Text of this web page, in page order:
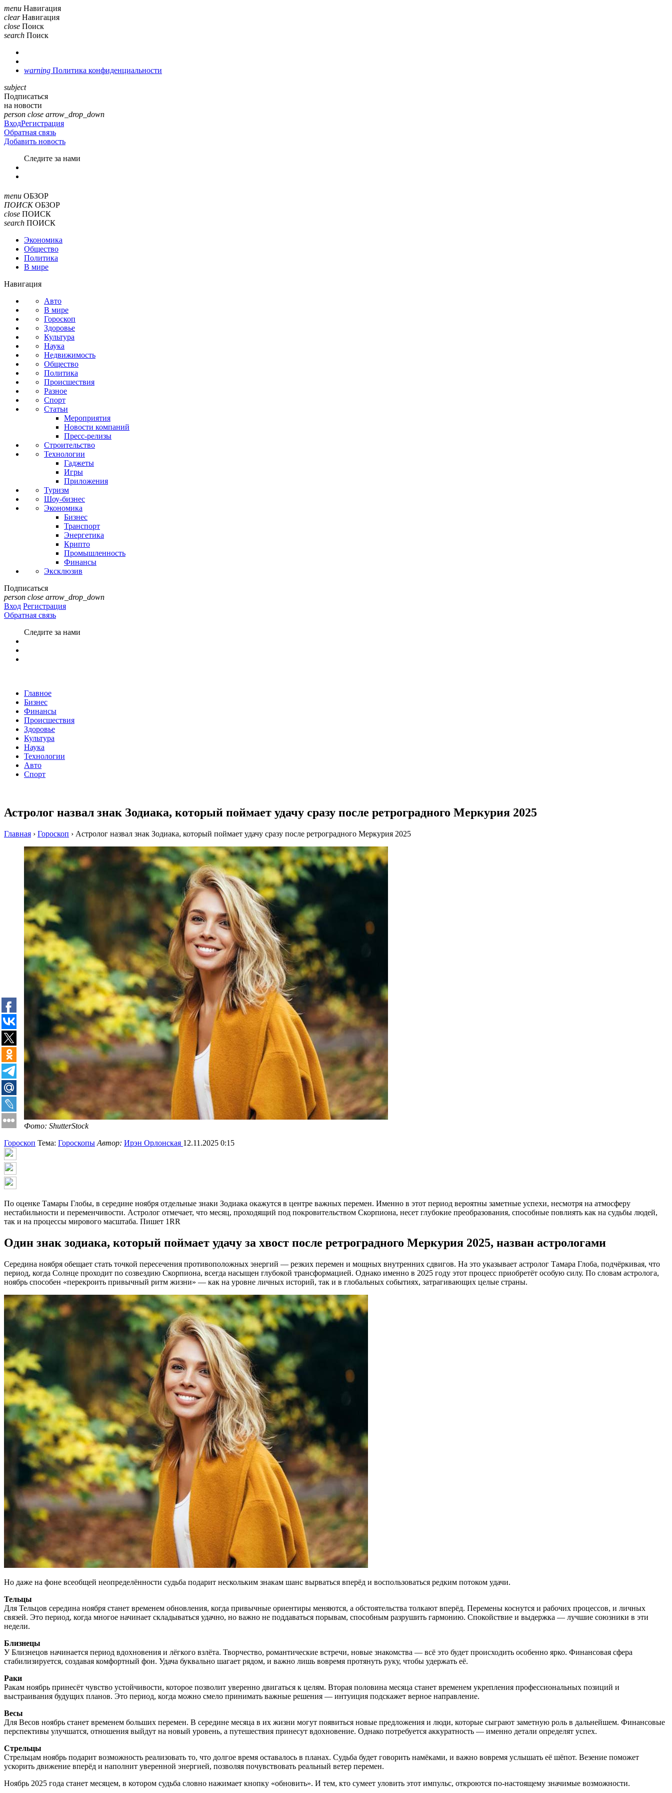
menu Навигация
clear Навигация
close Поиск
search Поиск
warning Политика конфиденциальности
subject
Подписаться
на новости
person close arrow_drop_down
ВходРегистрация
Обратная связь
Добавить новость
Cледите за нами
menu ОБЗОР
ПОИСК ОБЗОР
close ПОИСК
search ПОИСК
Экономика
Общество
Политика
В мире
Навигация
Авто
В мире
Гороскоп
Здоровье
Культура
Наука
Недвижимость
Общество
Политика
Происшествия
Разное
Спорт
Статьи
Мероприятия
Новости компаний
Пресс-релизы
Строительство
Технологии
Гаджеты
Игры
Приложения
Туризм
Шоу-бизнес
Экономика
Бизнес
Транспорт
Энергетика
Крипто
Промышленность
Финансы
Эксклюзив
Подписаться
person close arrow_drop_down
Вход Регистрация
Обратная связь
Следите за нами
Главное
Бизнес
Финансы
Происшествия
Здоровье
Культура
Наука
Технологии
Авто
Спорт
Астролог назвал знак Зодиака, который поймает удачу сразу после ретроградного Меркурия 2025
Главная › Гороскоп › Астролог назвал знак Зодиака, который поймает удачу сразу после ретроградного Меркурия 2025
Фото: ShutterStock
Гороскоп Тема: Гороскопы Автор: Ирэн Орлонская 12.11.2025 0:15
По оценке Тамары Глобы, в середине ноября отдельные знаки Зодиака окажутся в центре важных перемен. Именно в этот период вероятны заметные успехи, несмотря на атмосферу
нестабильности и переменчивости. Астролог отмечает, что месяц, проходящий под покровительством Скорпиона, несет глубокие преобразования, способные повлиять как на судьбы людей,
так и на процессы мирового масштаба. Пишет 1RR
Один знак зодиака, который поймает удачу за хвост после ретроградного Меркурия 2025, назван астрологами
Середина ноября обещает стать точкой пересечения противоположных энергий — резких перемен и мощных внутренних сдвигов. На это указывает астролог Тамара Глоба, подчёркивая, что
период, когда Солнце проходит по созвездию Скорпиона, всегда насыщен глубокой трансформацией. Однако именно в 2025 году этот процесс приобретёт особую силу. По словам астролога,
ноябрь способен «перекроить привычный ритм жизни» — как на уровне личных историй, так и в глобальных событиях, затрагивающих целые страны.
Но даже на фоне всеобщей неопределённости судьба подарит нескольким знакам шанс вырваться вперёд и воспользоваться редким потоком удачи.
Тельцы
Для Тельцов середина ноября станет временем обновления, когда привычные ориентиры меняются, а обстоятельства толкают вперёд. Перемены коснутся и рабочих процессов, и личных
связей. Это период, когда многое начинает складываться удачно, но важно не поддаваться порывам, способным разрушить гармонию. Спокойствие и выдержка — лучшие союзники в эти
недели.
Близнецы
У Близнецов начинается период вдохновения и лёгкого взлёта. Творчество, романтические встречи, новые знакомства — всё это будет происходить особенно ярко. Финансовая сфера
стабилизируется, создавая комфортный фон. Удача буквально шагает рядом, и важно лишь вовремя протянуть руку, чтобы удержать её.
Раки
Ракам ноябрь принесёт чувство устойчивости, которое позволит уверенно двигаться к целям. Вторая половина месяца станет временем укрепления профессиональных позиций и
выстраивания будущих планов. Это период, когда можно смело принимать важные решения — интуиция подскажет верное направление.
Весы
Для Весов ноябрь станет временем больших перемен. В середине месяца в их жизни могут появиться новые предложения и люди, которые сыграют заметную роль в дальнейшем. Финансовые
перспективы улучшатся, отношения выйдут на новый уровень, а путешествия принесут вдохновение. Однако потребуется аккуратность — именно детали определят успех.
Стрельцы
Стрельцам ноябрь подарит возможность реализовать то, что долгое время оставалось в планах. Судьба будет говорить намёками, и важно вовремя услышать её шёпот. Везение поможет
ускорить движение вперёд и наполнит уверенной энергией, позволяя почувствовать реальный ветер перемен.
Ноябрь 2025 года станет месяцем, в котором судьба словно нажимает кнопку «обновить». И тем, кто сумеет уловить этот импульс, откроются по-настоящему значимые возможности.